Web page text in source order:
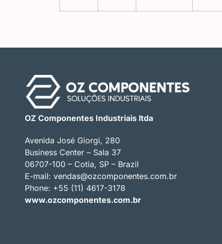
OZ Componentes Industriais ltda
Avenida José Giorgi, 280
Business Center – Sala 37
06707-100 – Cotia, SP – Brazil
E-mail: vendas@ozcomponentes.com.br
Phone: +55 (11) 4617-3178
www.ozcomponentes.com.br